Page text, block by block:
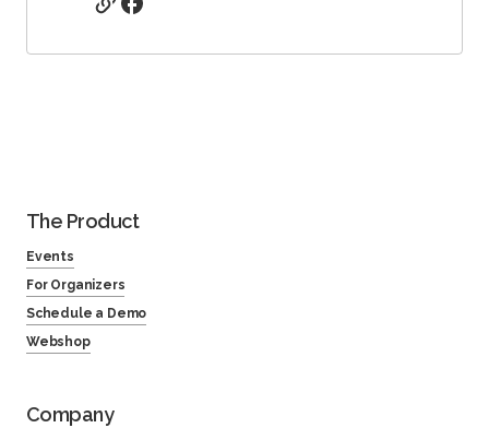
The Product
Events
For Organizers
Schedule a Demo
Webshop
Company